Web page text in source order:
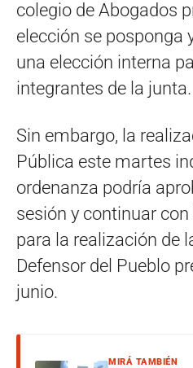
colegio de Abogados
elección se posponga
una elección interna
integrantes de la junta.
Sin embargo, la
Pública este martes
ordenanza podría
sesión y continuar
para la realización de
Defensor del Pueblo
junio.
MIRÁ TAMBIÉN